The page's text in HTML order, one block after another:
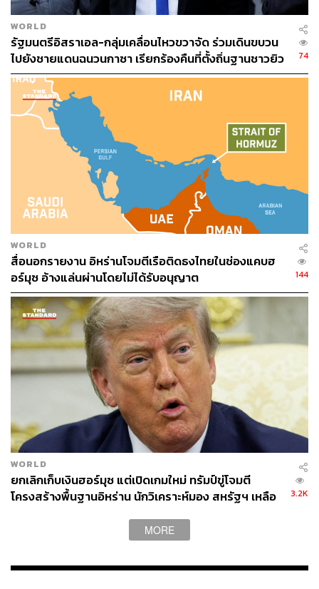
WORLD
รัฐมนตรีอิสราเอล-กลุ่มเคลื่อนไหวขวาจัด ร่วมเดินขบวน
ไปยังชายแดนฉนวนกาซา เรียกร้องคืนที่ตั้งถิ่นฐานชาวยิว
74
WORLD
สื่อนอกรายงาน อิหร่านโจมตีเรือติดธงไทยในช่องแคบฮ
อร์มุซ อ้างแล่นผ่านโดยไม่ได้รับอนุญาต
144
WORLD
ยกเลิกเก็บเงินฮอร์มุซ แต่เปิดเกมใหม่ ทรัมป์ขู่โจมตี
โครงสร้างพื้นฐานอิหร่าน นักวิเคราะห์มอง สหรัฐฯ เหลือ
3.2K
MORE